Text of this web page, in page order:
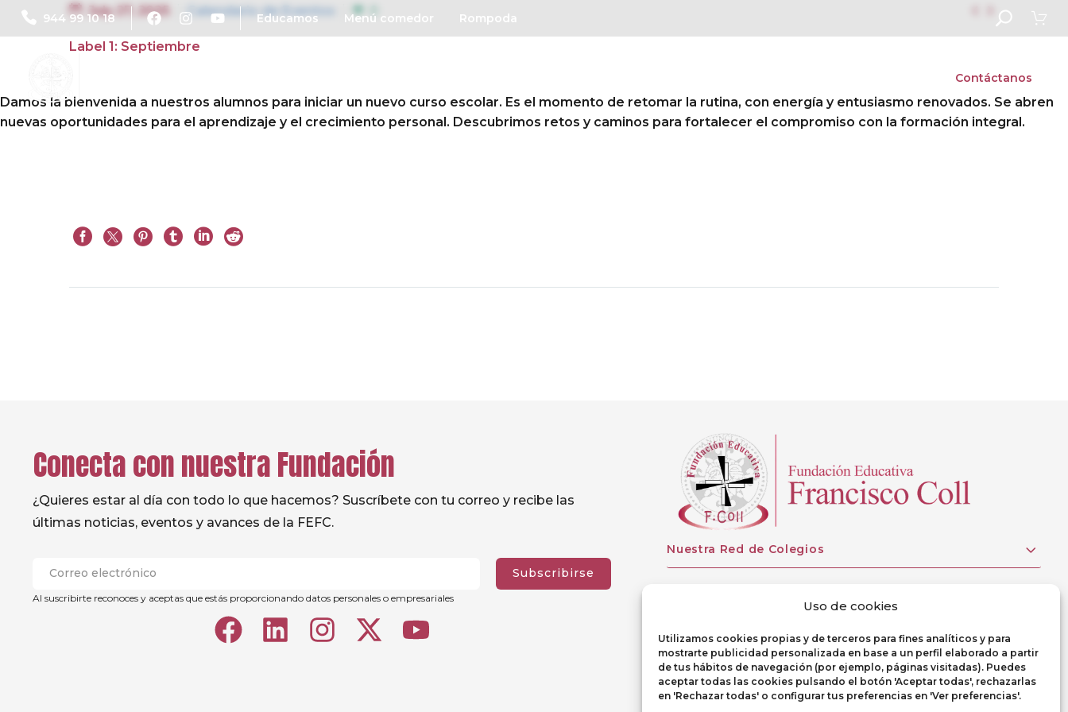
Uso de cookies
Utilizamos cookies propias y de terceros para fines analíticos y para
mostrarte publicidad personalizada en base a un perfil elaborado a partir
de tus hábitos de navegación (por ejemplo, páginas visitadas). Puedes
aceptar todas las cookies pulsando el botón 'Aceptar todas', rechazarlas
en 'Rechazar todas' o configurar tus preferencias en 'Ver preferencias'.
944 99 10 18 Educamos Menú comedor Rompoda
Contáctanos
July 27, 2025 Calendario de Eventos 0
Label 1: Septiembre
Damos la bienvenida a nuestros alumnos para iniciar un nuevo curso escolar. Es el momento de retomar la rutina, con energía y entusiasmo renovados. Se abren
nuevas oportunidades para el aprendizaje y el crecimiento personal. Descubrimos retos y caminos para fortalecer el compromiso con la formación integral.
Conecta con nuestra Fundación
¿Quieres estar al día con todo lo que hacemos? Suscríbete con tu correo y recibe las
últimas noticias, eventos y avances de la FEFC.
Subscribirse
Al suscribirte reconoces y aceptas que estás proporcionando datos personales o empresariales
Nuestra Red de Colegios